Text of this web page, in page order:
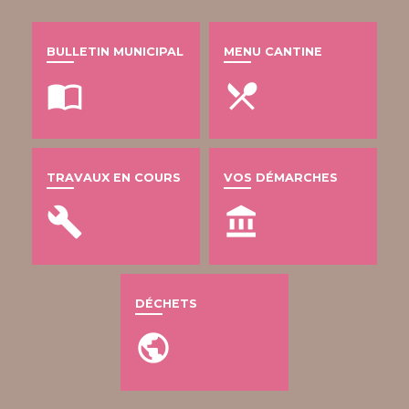
BULLETIN MUNICIPAL
import_contacts
MENU CANTINE
local_dining
TRAVAUX EN COURS
build
VOS DÉMARCHES
account_balance
DÉCHETS
public